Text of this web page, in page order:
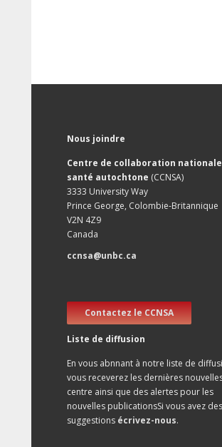
Nous joindre
Centre de collaboration
santé autochtone (CCNSA)
3333 University Way
Prince George, Colombie-Britannique
V2N 4Z9
Canada
ccnsa@unbc.ca
Contactez le CCNSA
Liste de diffusion
En vous abnnant à notre liste de
vous receverez les dernières
centre ainsi que des alertes pour les
nouvelles publicationsSi vous avez des
suggestions écrivez-nous.